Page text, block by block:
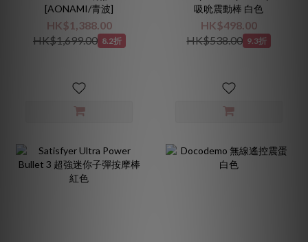
[AONAMI/青波]
HK$1,388.00
HK$1,699.00 8.2折
吸吮震動棒 白色
HK$498.00
HK$538.00 9.3折